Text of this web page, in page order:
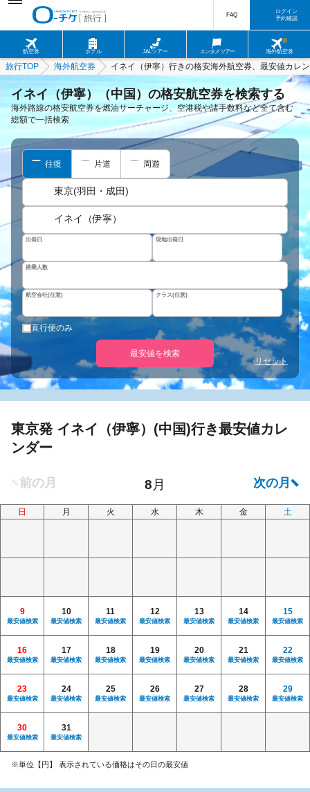
航空券 ホテル JALツアー エンタメツアー 海外航空券
FAQ
ログイン
予約確認
旅行TOP 海外航空券 イネイ（伊寧）行きの格安海外航空券、最安値カレ
イネイ（伊寧）（中国）の格安航空券を検索する
海外路線の格安航空券を燃油サーチャージ、空港税や諸手数料など全て含む
総額で一括検索
往復 片道 周遊
東京(羽田・成田)
イネイ（伊寧）
出発日 現地出発日
搭乗人数
航空会社(任意) クラス(任意)
直行便のみ
最安値を検索
リセット
東京発 イネイ（伊寧）(中国)行き最安値カレ
ンダー
日 月 火 水 木 金 土
9
最安値検索
10
最安値検索
11
最安値検索
12
最安値検索
13
最安値検索
14
最安値検索
15
最安値検索
16
最安値検索
17
最安値検索
18
最安値検索
19
最安値検索
20
最安値検索
21
最安値検索
22
最安値検索
23
最安値検索
24
最安値検索
25
最安値検索
26
最安値検索
27
最安値検索
28
最安値検索
29
最安値検索
30
最安値検索
31
最安値検索
※単位【円】 表示されている価格はその日の最安値